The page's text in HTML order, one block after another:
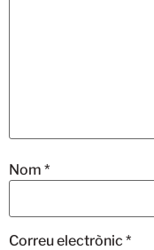
Nom *
Correu electrònic *